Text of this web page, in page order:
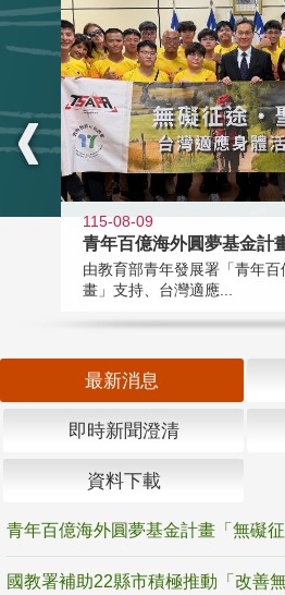
115-08-09
青年百億海外圓夢基金計
由教育部青年發展署「青年
畫」支持、台灣適應...
最新消息
即時新聞澄清
資料下載